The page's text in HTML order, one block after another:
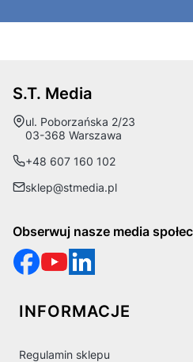
S.T. Media
Adres:
ul. Poborzańska 2/23
03-368 Warszawa
+48 607 160 102
sklep@stmedia.pl
Obserwuj nasze media
Linki w stopce
INFORMACJE
Regulamin sklepu